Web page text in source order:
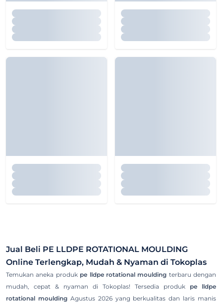
Jual Beli PE LLDPE ROTATIONAL MOULDING
Online Terlengkap, Mudah & Nyaman di Tokoplas
Temukan aneka produk pe lldpe rotational moulding terbaru dengan
mudah, cepat & nyaman di Tokoplas! Tersedia produk pe lldpe
rotational mouldingAgustus 2026 yang berkualitas dan laris manis